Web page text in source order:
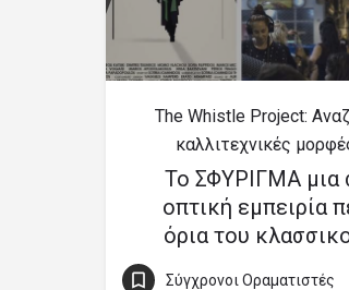
The Whistle Project:
καλλιτεχνικές
To ΣΦΥΡΙΓΜΑ μια
οπτική εμπειρία
όρια του
Σύγχρονοι Οραματιστές